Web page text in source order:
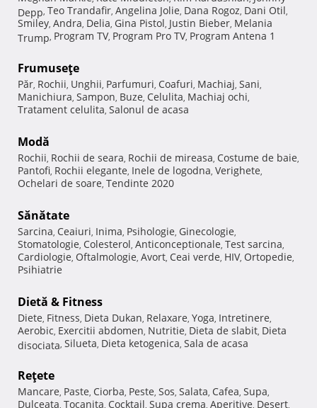
Depp, Teo Trandafir, Angelina Jolie, Dana Rogoz, Dani Otil,
Smiley, Andra, Delia, Gina Pistol, Justin Bieber, Melania
Trump, Program TV, Program Pro TV, Program Antena 1
Frumuseţe
Păr, Rochii, Unghii, Parfumuri, Coafuri, Machiaj, Sani,
Manichiura, Sampon, Buze, Celulita, Machiaj ochi,
Tratament celulita, Salonul de acasa
Modă
Rochii, Rochii de seara, Rochii de mireasa, Costume de baie,
Pantofi, Rochii elegante, Inele de logodna, Verighete,
Ochelari de soare, Tendinte 2020
Sănătate
Sarcina, Ceaiuri, Inima, Psihologie, Ginecologie,
Stomatologie, Colesterol, Anticonceptionale, Test sarcina,
Cardiologie, Oftalmologie, Avort, Ceai verde, HIV, Ortopedie,
Psihiatrie
Dietă & Fitness
Diete, Fitness, Dieta Dukan, Relaxare, Yoga, Intretinere,
Aerobic, Exercitii abdomen, Nutritie, Dieta de slabit, Dieta
disociata, Silueta, Dieta ketogenica, Sala de acasa
Reţete
Mancare, Paste, Ciorba, Peste, Sos, Salata, Cafea, Supa,
Dulceata, Tocanita, Cocktail, Supa crema, Aperitive, Desert,